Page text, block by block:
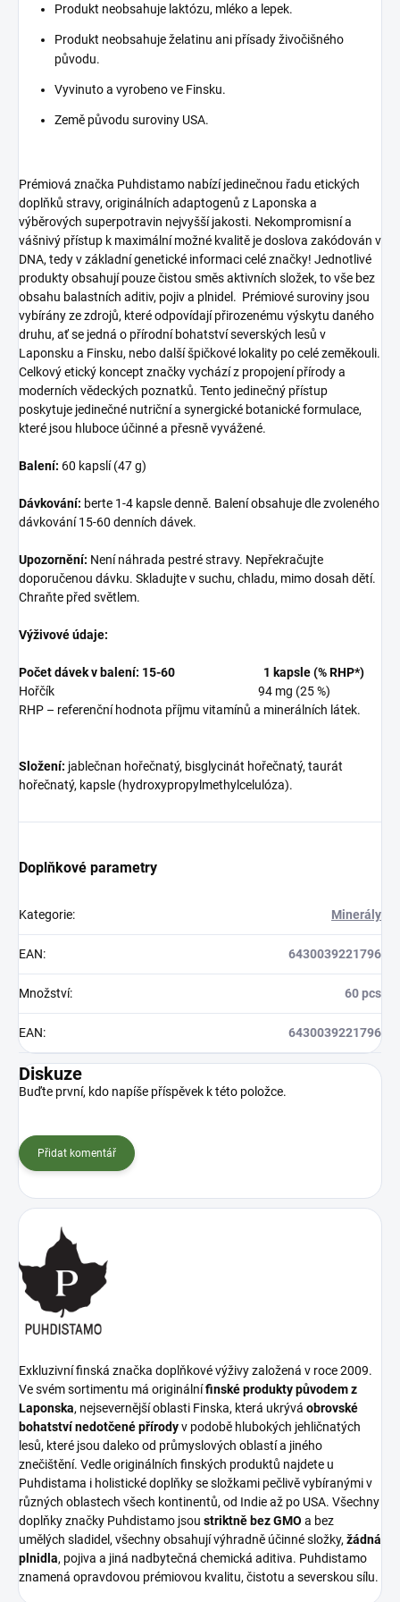
Produkt neobsahuje laktózu, mléko a lepek.
Produkt neobsahuje želatinu ani přísady živočišného
původu.
Vyvinuto a vyrobeno ve Finsku.
Země původu suroviny USA.
Prémiová značka Puhdistamo nabízí jedinečnou řadu etických
doplňků stravy, originálních adaptogenů z Laponska a
výběrových superpotravin nejvyšší jakosti. Nekompromisní a
vášnivý přístup k maximální možné kvalitě je doslova zakódován v
DNA, tedy v základní genetické informaci celé značky! Jednotlivé
produkty obsahují pouze čistou směs aktivních složek, to vše bez
obsahu balastních aditiv, pojiv a plnidel. Prémiové suroviny jsou
vybírány ze zdrojů, které odpovídají přirozenému výskytu daného
druhu, ať se jedná o přírodní bohatství severských lesů v
Laponsku a Finsku, nebo další špičkové lokality po celé zeměkouli.
Celkový etický koncept značky vychází z propojení přírody a
moderních vědeckých poznatků. Tento jedinečný přístup
poskytuje jedinečné nutriční a synergické botanické formulace,
které jsou hluboce účinné a přesně vyvážené.
Balení: 60 kapslí (47 g)
Dávkování: berte 1-4 kapsle denně. Balení obsahuje dle zvoleného
dávkování 15-60 denních dávek.
Upozornění: Není náhrada pestré stravy. Nepřekračujte
doporučenou dávku. Skladujte v suchu, chladu, mimo dosah dětí.
Chraňte před světlem.
Výživové údaje:
Počet dávek v balení: 15-60
1 kapsle (% RHP*)
Hořčík
94 mg (25 %)
RHP – referenční hodnota příjmu vitamínů a minerálních látek.
Složení: jablečnan hořečnatý, bisglycinát hořečnatý, taurát
hořečnatý, kapsle (hydroxypropylmethylcelulóza).
Doplňkové parametry
Kategorie: Minerály
EAN: 6430039221796
Množství: 60 pcs
EAN: 6430039221796
Diskuze
Buďte první, kdo napíše příspěvek k této položce.
Přidat komentář
Exkluzivní finská značka doplňkové výživy založená v roce 2009.
Ve svém sortimentu má originálnífinské produkty původem z
Laponska, nejsevernější oblasti Finska, která ukrývá obrovské
bohatství nedotčené přírodyv podobě hlubokých jehličnatých
lesů, které jsou daleko od průmyslových oblastí a jiného
znečištění. Vedle originálních finských produktů najdete u
Puhdistama i holistické doplňky se složkami pečlivě vybíranými v
různých oblastech všech kontinentů, od Indie až po USA. Všechny
doplňky značky Puhdistamo jsou striktně bez GMO a bez
umělých sladidel, všechny obsahují výhradně účinné složky, žádná
plnidla, pojiva a jiná nadbytečná chemická aditiva. Puhdistamo
znamená opravdovou prémiovou kvalitu, čistotu a severskou sílu.